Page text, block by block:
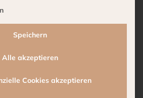
Speichern
Alle akzeptieren
Cookies akzeptieren